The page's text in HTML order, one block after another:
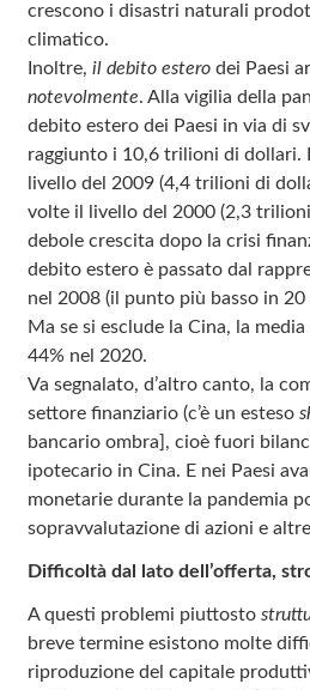
crescono i disastri naturali
climatico.
Inoltre, il debito esterodei Paesi
notevolmente. Alla vigilia della
debito estero dei Paesi in via di
raggiunto i 10,6 trilioni di dollari.
livello del 2009 (4,4 trilioni di
volte il livello del 2000 (2,3
debole crescita dopo la crisi
debito estero è passato dal
nel 2008 (il punto più basso in 20
Ma se si esclude la Cina, la
44% nel 2020.
Va segnalato, d’altro canto, la
settore finanziario (c’è un esteso
bancario ombra], cioè fuori
ipotecario in Cina. E nei Paesi
monetarie durante la pandemia
sopravvalutazione di azioni e
Difficoltà dal lato dell’offerta,
A questi problemi piuttosto
breve termine esistono molte
riproduzione del capitale